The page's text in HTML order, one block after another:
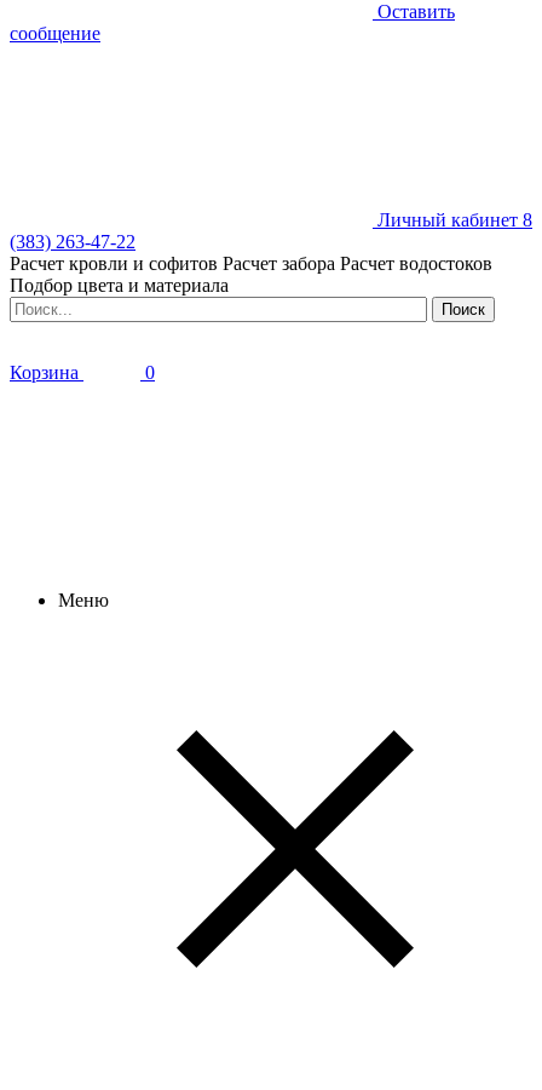
Оставить
сообщение
Личный кабинет 8
(383) 263-47-22
Расчет кровли и софитов Расчет забора Расчет водостоков
Подбор цвета и материала
Корзина 0
Меню